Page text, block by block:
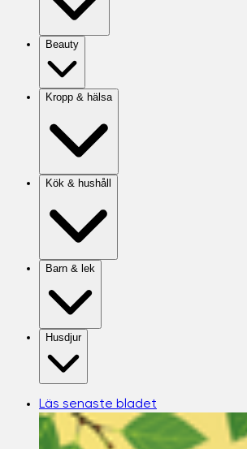
Beauty
Kropp & hälsa
Kök & hushåll
Barn & lek
Husdjur
Läs senaste bladet